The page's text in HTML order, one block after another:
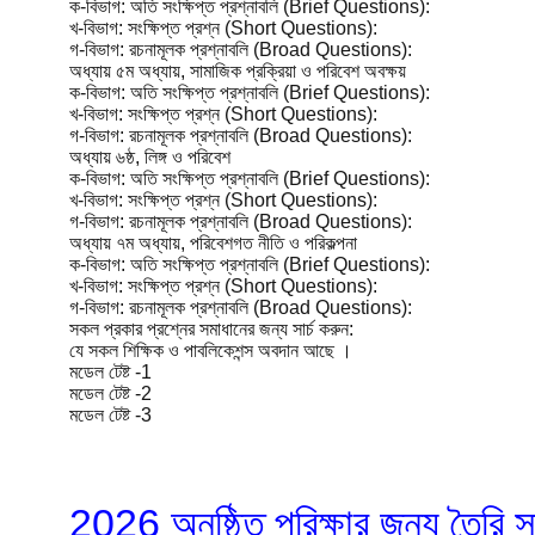
ক-বিভাগ: অতি সংক্ষিপ্ত প্রশ্নাবলি (Brief Questions):
খ-বিভাগ: সংক্ষিপ্ত প্রশ্ন (Short Questions):
গ-বিভাগ: রচনামূলক প্রশ্নাবলি (Broad Questions):
অধ্যায় ৫ম অধ্যায়, সামাজিক প্রক্রিয়া ও পরিবেশ অবক্ষয়
ক-বিভাগ: অতি সংক্ষিপ্ত প্রশ্নাবলি (Brief Questions):
খ-বিভাগ: সংক্ষিপ্ত প্রশ্ন (Short Questions):
গ-বিভাগ: রচনামূলক প্রশ্নাবলি (Broad Questions):
অধ্যায় ৬ষ্ঠ, লিঙ্গ ও পরিবেশ
ক-বিভাগ: অতি সংক্ষিপ্ত প্রশ্নাবলি (Brief Questions):
খ-বিভাগ: সংক্ষিপ্ত প্রশ্ন (Short Questions):
গ-বিভাগ: রচনামূলক প্রশ্নাবলি (Broad Questions):
অধ্যায় ৭ম অধ্যায়, পরিবেশগত নীতি ও পরিকল্পনা
ক-বিভাগ: অতি সংক্ষিপ্ত প্রশ্নাবলি (Brief Questions):
খ-বিভাগ: সংক্ষিপ্ত প্রশ্ন (Short Questions):
গ-বিভাগ: রচনামূলক প্রশ্নাবলি (Broad Questions):
সকল প্রকার প্রশ্নের সমাধানের জন্য সার্চ করুন:
যে সকল শিক্ষিক ও পাবলিকেশন্স অবদান আছে ।
মডেল টেষ্ট -1
মডেল টেষ্ট -2
মডেল টেষ্ট -3
2026 অনুষ্ঠিত পরিক্ষার জন্য তৈরি